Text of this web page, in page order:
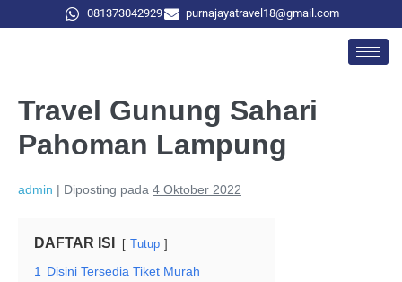
081373042929 purnajayatravel18@gmail.com
Travel Gunung Sahari
Pahoman Lampung
admin | Diposting pada 4 Oktober 2022
DAFTAR ISI Tutup
1
Disini Tersedia Tiket Murah